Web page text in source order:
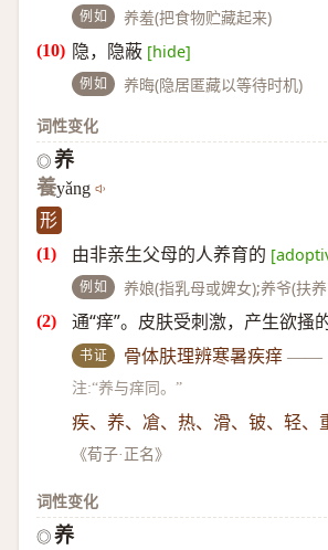
例如 养羞(把食物贮藏起来)
隐，隐蔽 [hide]
例如
养晦(隐居匿藏以等待时机)
词性变化
◎ 养
養yǎng
形
由非亲生父母的人养育的
例如 养娘(指乳母或婢女);养爷(扶
通“痒”。皮肤受刺激，产生欲搔
书证 骨体肤理辨寒暑疾痒 ——
注:“养与痒同。”
疾、养、凔、热、滑、铍、轻、
《荀子·正名》
词性变化
◎ 养